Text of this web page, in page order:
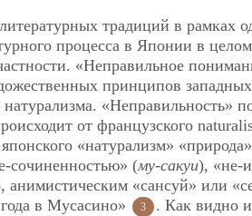
традиций в рамках
процесса в Японии в
«Неправильное
принципов
«Неправильность»
от французского
«натурализм»
сочиненностью» (му-сакуи), «не-
анимистическим «сансуй» или
в Мусасино»
3
. Как видно